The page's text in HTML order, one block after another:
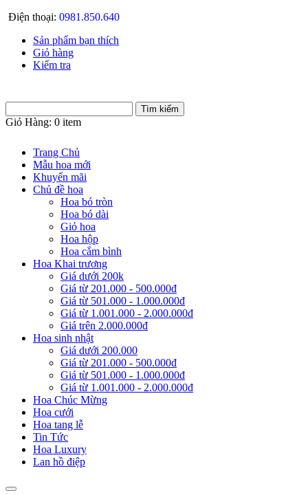
Điện thoại: 0981.850.640
Sản phẩm bạn thích
Giỏ hàng
Kiểm tra
Giỏ Hàng: 0 item
Trang Chủ
Mẫu hoa mới
Khuyến mãi
Chủ đề hoa
Hoa bó tròn
Hoa bó dài
Giỏ hoa
Hoa hộp
Hoa cắm bình
Hoa Khai trương
Giá dưới 200k
Giá từ 201.000 - 500.000đ
Giá từ 501.000 - 1.000.000đ
Giá từ 1.001.000 - 2.000.000đ
Giá trên 2.000.000đ
Hoa sinh nhật
Giá dưới 200.000
Giá từ 201.000 - 500.000đ
Giá từ 501.000 - 1.000.000đ
Giá từ 1.001.000 - 2.000.000đ
Hoa Chúc Mừng
Hoa cưới
Hoa tang lễ
Tin Tức
Hoa Luxury
Lan hồ điệp